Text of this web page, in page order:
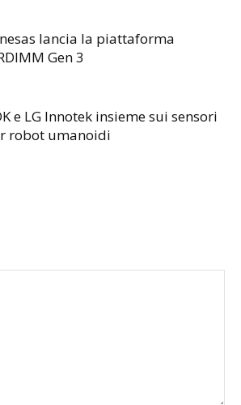
lancia la piattaforma
Gen 3
e LG Innotek insieme sui sensori
robot umanoidi